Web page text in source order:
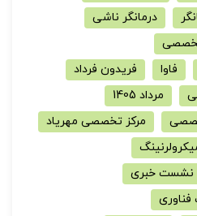
درمانگر ناشی
فاوا
فریدون فرداد
مرداد 1405
مرکز تخصصی مهریاد
نشست خبری
فناوری